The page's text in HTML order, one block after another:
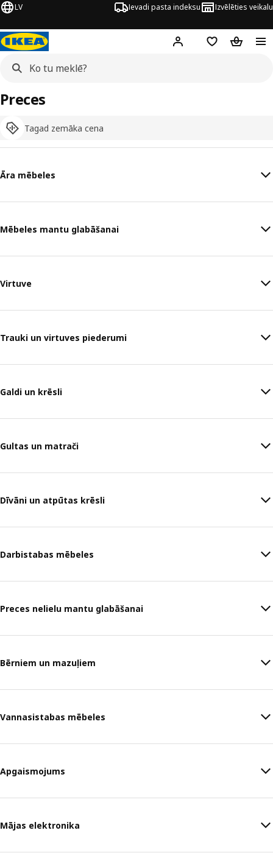
LV Ievadi pasta indeksu Izvēlēties veikalu
Hej! Pierakstīties
PirkumuPirkumu
Tagad zemāka cena
Preces
Āra mēbeles
Mēbeles mantu glabāšanai
Virtuve
Trauki un virtuves piederumi
Galdi un krēsli
Gultas un matrači
Dīvāni un atpūtas krēsli
Darbistabas mēbeles
Preces nelielu mantu glabāšanai
Bērniem un mazuļiem
Vannasistabas mēbeles
Apgaismojums
Mājas elektronika